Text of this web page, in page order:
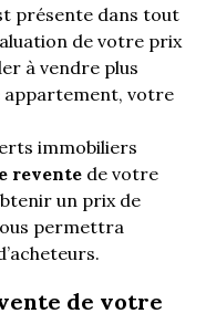
présente dans tout
de votre prix
à vendre plus
votre
immobiliers
revente de votre
un prix de
permettra
de votre